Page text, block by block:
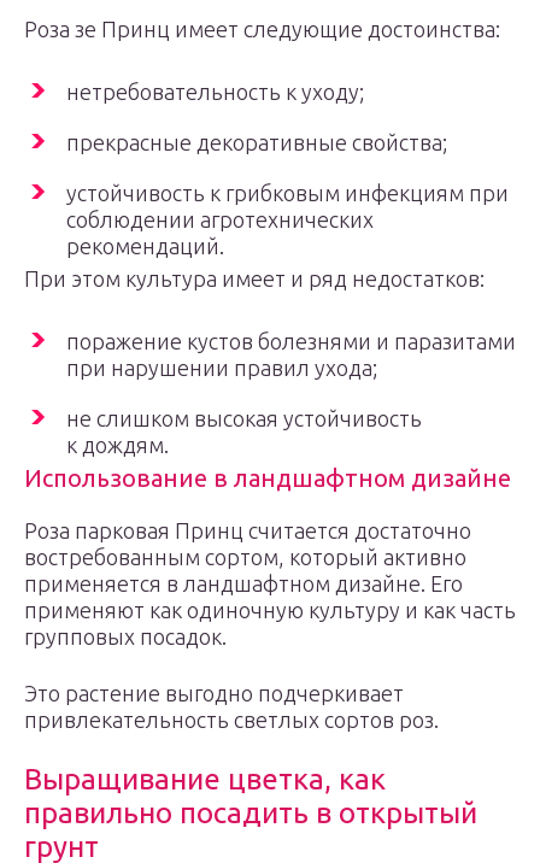
Роза зе Принц имеет следующие достоинства:
нетребовательность к уходу;
прекрасные декоративные свойства;
устойчивость к грибковым инфекциям при
соблюдении агротехнических
рекомендаций.
При этом культура имеет и ряд недостатков:
поражение кустов болезнями и паразитами
при нарушении правил ухода;
не слишком высокая устойчивость
к дождям.
Использование в ландшафтном дизайне
Роза парковая Принц считается достаточно
востребованным сортом, который активно
применяется в ландшафтном дизайне. Его
применяют как одиночную культуру и как часть
групповых посадок.
Это растение выгодно подчеркивает
привлекательность светлых сортов роз.
Выращивание цветка, как
правильно посадить в открытый
грунт